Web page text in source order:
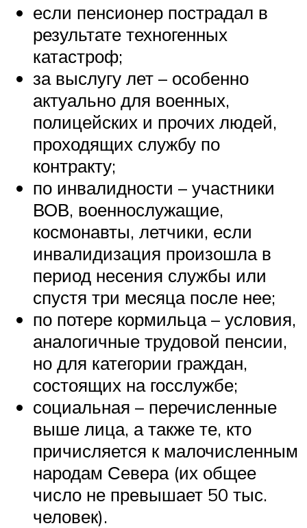
если пенсионер пострадал в
результате техногенных
катастроф;
за выслугу лет – особенно
актуально для военных,
полицейских и прочих людей,
проходящих службу по
контракту;
по инвалидности – участники
ВОВ, военнослужащие,
космонавты, летчики, если
инвалидизация произошла в
период несения службы или
спустя три месяца после нее;
по потере кормильца – условия,
аналогичные трудовой пенсии,
но для категории граждан,
состоящих на госслужбе;
социальная – перечисленные
выше лица, а также те, кто
причисляется к малочисленным
народам Севера (их общее
число не превышает 50 тыс.
человек).